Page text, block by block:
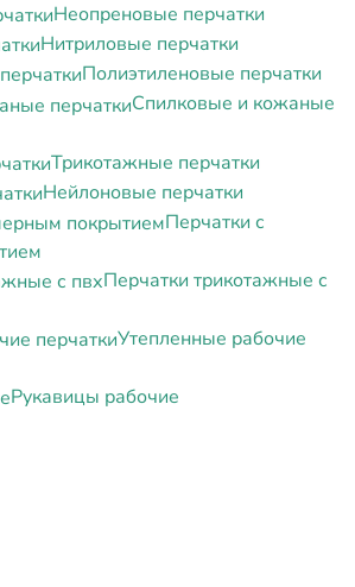
Неопреновые перчатки
Нитриловые перчатки
Полиэтиленовые перчатки
Спилковые и кожаные
Трикотажные перчатки
Нейлоновые перчатки
Перчатки с
Перчатки трикотажные с
Утепленные рабочие
Рукавицы рабочие